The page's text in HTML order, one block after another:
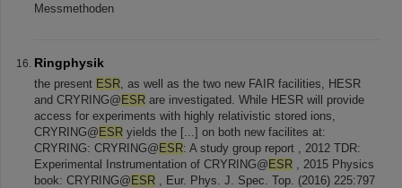
Messmethoden
Ringphysik
the present ESR, as well as the two new FAIR facilities, HESR
and CRYRING@ ESR are investigated. While HESR will provide
access for experiments with highly relativistic stored ions,
CRYRING@ ESR yields the [...] on both new facilites at:
CRYRING: CRYRING@ ESR: A study group report , 2012 TDR:
Experimental Instrumentation of CRYRING@ ESR , 2015 Physics
book: CRYRING@ ESR , Eur. Phys. J. Spec. Top. (2016) 225:797